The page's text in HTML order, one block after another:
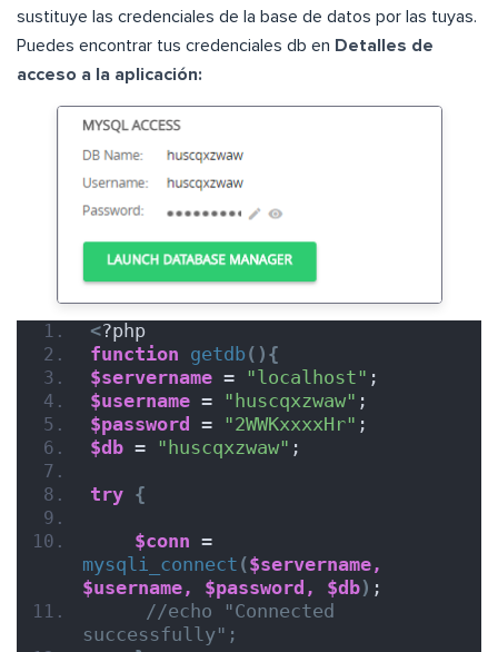
sustituye las credenciales de la base de datos por las tuyas.
Puedes encontrar tus credenciales db en Detalles de
acceso a la aplicación:
<?php
function getdb(){
$servername = "localhost" ;
$username = "huscqxzwaw" ;
$password
= "2WWKxxxxHr" ;
$db = "huscqxzwaw" ;
try {
$conn
mysqli_connect ($servername,
$username,
$password, $db) ;
//echo "Connected
successfully";